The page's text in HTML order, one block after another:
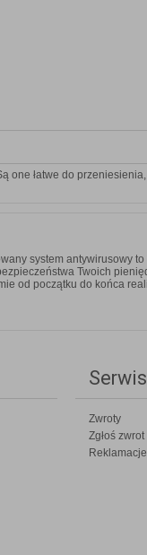
one łatwe do
system antywirusowy
Twoich
od początku do końca
Serwis
Zwroty
Zgłoś zwrot
Reklamacje